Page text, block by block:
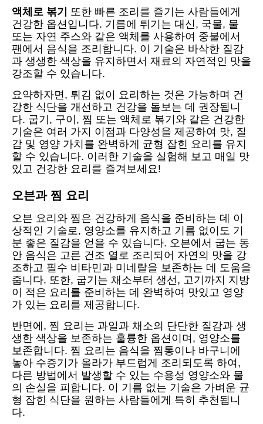
액체로 볶기
또한 빠른 조리를 즐기는 사람들에게
건강한 옵션입니다. 기름에 튀기는 대신, 국물, 물
또는 자연 주스와 같은 액체를 사용하여 중불에서
팬에서 음식을 조리합니다. 이 기술은 바삭한 질감
과 생생한 색상을 유지하면서 재료의 자연적인 맛을
강조할 수 있습니다.
요약하자면, 튀김 없이 요리하는 것은 가능하며 건
강한 식단을 개선하고 건강을 돌보는 데 권장됩니
다. 굽기, 구이, 찜 또는 액체로 볶기와 같은 건강한
기술은 여러 가지 이점과 다양성을 제공하여 맛, 질
감 및 영양 가치를 완벽하게 균형 잡힌 요리를 유지
할 수 있습니다. 이러한 기술을 실험해 보고 매일 맛
있고 건강한 요리를 즐겨보세요!
오븐과 찜 요리
오븐 요리와 찜은 건강하게 음식을 준비하는 데 이
상적인 기술로, 영양소를 유지하고 기름 없이도 기
분 좋은 질감을 얻을 수 있습니다. 오븐에서 굽는 동
안 음식은 고른 건조 열로 조리되어 자연의 맛을 강
조하고 필수 비타민과 미네랄을 보존하는 데 도움을
줍니다. 또한, 굽기는 채소부터 생선, 고기까지 지방
이 적은 요리를 준비하는 데 완벽하여 맛있고 영양
가 있는 요리를 제공합니다.
반면에, 찜 요리는 과일과 채소의 단단한 질감과 생
생한 색상을 보존하는 훌륭한 옵션이며, 영양소를
보존합니다. 찜 요리는 음식을 찜통이나 바구니에
놓아 수증기가 올라가 부드럽게 조리되도록 하여,
다른 방법에서 발생할 수 있는 수용성 영양소와 물
의 손실을 피합니다. 이 기름 없는 기술은 가벼운 균
형 잡힌 식단을 원하는 사람들에게 특히 추천됩니
다.